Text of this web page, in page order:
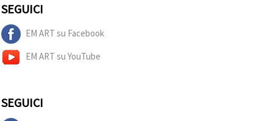
SEGUICI
EM ART su Facebook
EM ART su YouTube
SEGUICI